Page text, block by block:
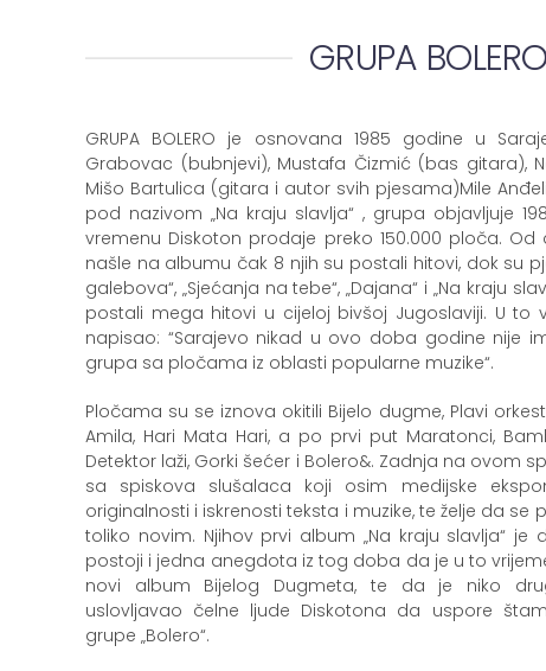
GRUPA BOLERO
GRUPA BOLERO je osnovana 1985 godine u
Grabovac (bubnjevi), Mustafa Čizmić (bas gitara),
Mišo Bartulica (gitara i autor svih pjesama)Mile
pod nazivom „Na kraju slavlja“ , grupa objavljuje
vremenu Diskoton prodaje preko 150.000 ploča.
našle na albumu čak 8 njih su postali hitovi, dok su
galebova“, „Sjećanja na tebe“, „Dajana“ i „Na kraju
postali mega hitovi u cijeloj bivšoj Jugoslaviji. U to
napisao: “Sarajevo nikad u ovo doba godine nije
grupa sa pločama iz oblasti popularne muzike“.
Pločama su se iznova okitili Bijelo dugme, Plavi
Amila, Hari Mata Hari, a po prvi put Maratonci,
Detektor laži, Gorki šećer i Bolero&. Zadnja na ovom
sa spiskova slušalaca koji osim medijske
originalnosti i iskrenosti teksta i muzike, te želje da se
toliko novim. Njihov prvi album „Na kraju slavlja“
postoji i jedna anegdota iz tog doba da je u to
novi album Bijelog Dugmeta, te da je niko
uslovljavao čelne ljude Diskotona da uspore
grupe „Bolero“.